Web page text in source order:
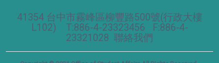
41354 台中市霧峰區柳豐路500號(行政大樓
L102) T:886-4-23323456 F:886-4-
23321028 聯絡我們